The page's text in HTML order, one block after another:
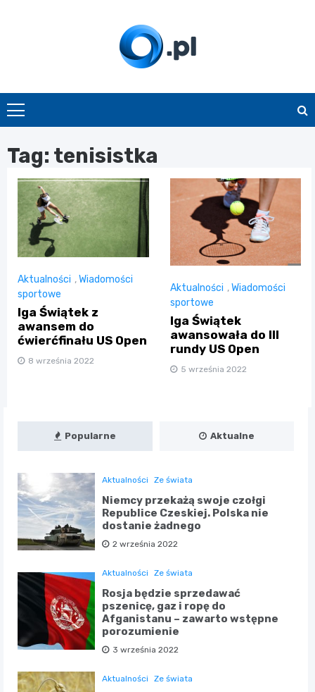
O.pl
Tag: tenisistka
Aktualności ,Wiadomości
sportowe
Iga Świątek z
awansem do
ćwierćfinału US Open
8 września 2022
Aktualności ,Wiadomości
sportowe
Iga Świątek
awansowała do III
rundy US Open
5 września 2022
Popularne Aktualne
Aktualności Ze świata
Niemcy przekażą swoje czołgi
Republice Czeskiej. Polska nie
dostanie żadnego
2 września 2022
Aktualności Ze świata
Rosja będzie sprzedawać
pszenicę, gaz i ropę do
Afganistanu – zawarto wstępne
porozumienie
3 września 2022
Aktualności Ze świata